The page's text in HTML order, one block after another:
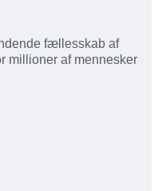
fællesskab af
millioner af mennesker